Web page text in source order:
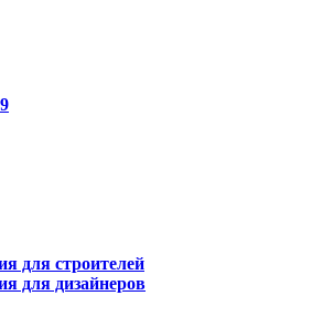
для строителей
для дизайнеров